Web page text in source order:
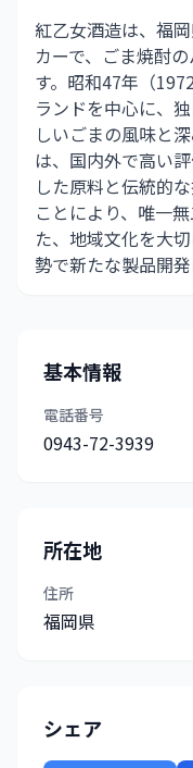
紅乙女酒造は、福
カーで、ごま焼酎
す。昭和47年（
ランドを中心に、
しいごまの風味と
は、国内外で高い
した原料と伝統的
ことにより、唯一
た、地域文化を大
勢で新たな製品開
基本情報
電話番号
0943-72-3939
所在地
住所
福岡県
シェア